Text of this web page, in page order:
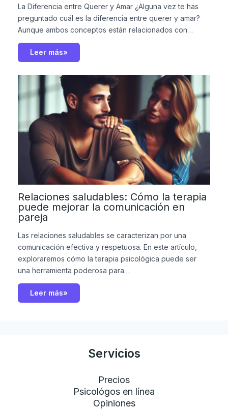
La Diferencia entre Querer y Amar ¿Alguna vez te has
preguntado cuál es la diferencia entre querer y amar?
Aunque ambos conceptos están relacionados con…
Leer más»
Relaciones saludables: Cómo la terapia
puede mejorar la comunicación en
pareja
Las relaciones saludables se caracterizan por una
comunicación efectiva y respetuosa. En este artículo,
exploraremos cómo la terapia psicológica puede ser
una herramienta poderosa para…
Leer más»
Servicios
Precios
Psicológos en línea
Opiniones